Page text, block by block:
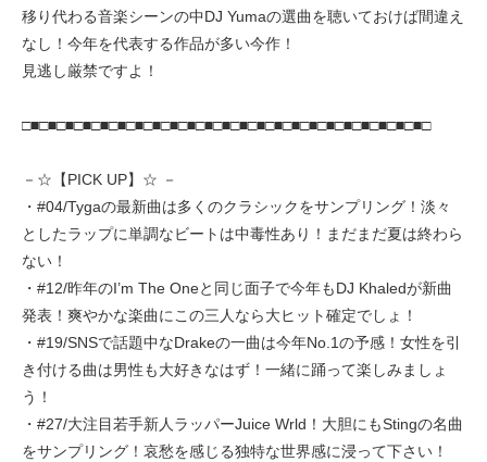
移り代わる音楽シーンの中DJ Yumaの選曲を聴いておけば間違え
なし！今年を代表する作品が多い今作！
見逃し厳禁ですよ！
□■□■□■□■□■□■□■□■□■□■□■□■□■□■□■□■□■□■□■□■□■□■□■□
－☆【PICK UP】☆ －
・#04/Tygaの最新曲は多くのクラシックをサンプリング！淡々
としたラップに単調なビートは中毒性あり！まだまだ夏は終わら
ない！
・#12/昨年のI’m The Oneと同じ面子で今年もDJ Khaledが新曲
発表！爽やかな楽曲にこの三人なら大ヒット確定でしょ！
・#19/SNSで話題中なDrakeの一曲は今年No.1の予感！女性を引
き付ける曲は男性も大好きなはず！一緒に踊って楽しみましょ
う！
・#27/大注目若手新人ラッパーJuice Wrld！大胆にもStingの名曲
をサンプリング！哀愁を感じる独特な世界感に浸って下さい！